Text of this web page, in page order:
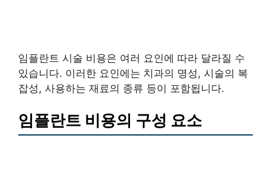
임플란트 시술 비용은 여러 요인에 따라 달라질 수
있습니다. 이러한 요인에는 치과의 명성, 시술의 복
잡성, 사용하는 재료의 종류 등이 포함됩니다.
임플란트 비용의 구성 요소